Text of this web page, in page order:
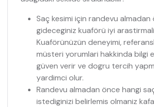
Saç kesimi için randevu almadan
gideceginiz kuaförü iyi
Kuaförünüzün deneyimi,
müsteri yorumlari hakkinda bilgi
güven verir ve dogru tercih
yardimci olur.
Randevu almadan önce hangi
istediginizi belirlemis olmaniz